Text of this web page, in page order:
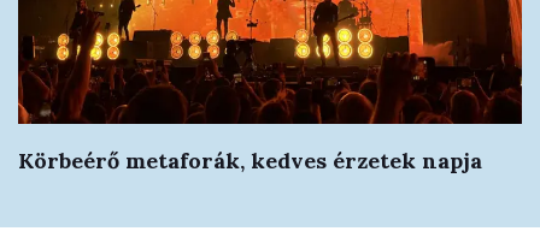
Körbeérő metaforák, kedves érzetek napja